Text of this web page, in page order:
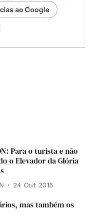
ao Google
Para o turista e não
o Elevador da Glória
24 Out 2015
mas também os